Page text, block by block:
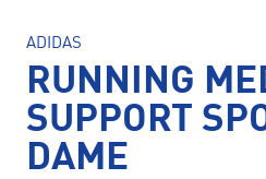
ADIDAS
RUNNING
SUPPORT
DAME